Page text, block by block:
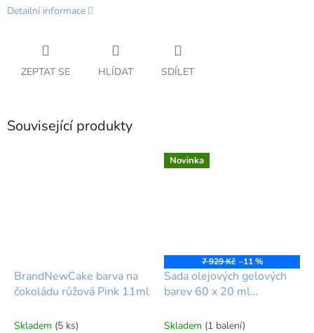
Detailní informace
ZEPTAT SE HLÍDAT SDÍLET
Související produkty
BrandNewCake barva na
čokoládu růžová Pink 11ml
Skladem (5 ks)
Novinka
7 929 Kč –11 %
Sada olejových gelových
barev 60 x 20 ml
Colour Mill
Skladem (1 balení)